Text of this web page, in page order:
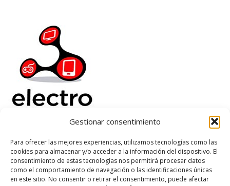
Gestionar consentimiento
Para ofrecer las mejores experiencias, utilizamos tecnologías como las
cookies para almacenar y/o acceder a la información del dispositivo. El
consentimiento de estas tecnologías nos permitirá procesar datos
como el comportamiento de navegación o las identificaciones únicas
en este sitio. No consentir o retirar el consentimiento, puede afectar
Electrorenover
Ayuda
Legal
Suscribete